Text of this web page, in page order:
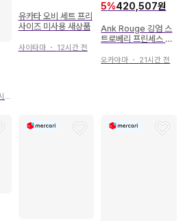
유카타 오비 세트 프리
사이즈 미사용 새상품
사이타마・ 12시간 전
5%420,507원
Ank Rouge 깅엄 스
트로베리 프린세스 유
오카야마 ・ 21시간 전